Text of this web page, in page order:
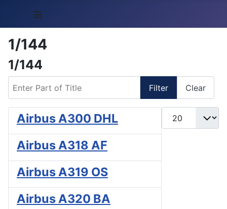
≡
1/144
1/144
Filter Clear
Display #
Airbus A300 DHL
Airbus A318 AF
Airbus A319 OS
Airbus A320 BA